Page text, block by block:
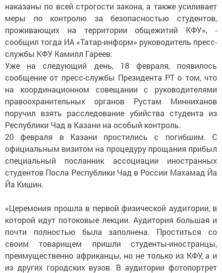
наказаны по всей строгости закона, а также усиливает
меры по контролю за безопасностью студентов,
проживающих на территории общежитий КФУ», -
сообщил тогда ИА «Татар-информ» руководитель пресс-
службы КФУ Камилл Гареев.
Уже на следующий день, 18 февраля, появилось
сообщение от пресс-службы Президента РТ о том, что
на координационном совещании с руководителями
правоохранительных органов Рустам Минниханов
поручил взять расследование убийства студента из
Республики Чад в Казани на особый контроль.
20 февраля в Казани простились с погибшим. С
официальным визитом на процедуру прощания прибыл
специальный посланник ассоциации иностранных
студентов Посла Республики Чад в России Махамад Йа
Йа Кишин.
«Церемония прошла в первой физической аудитории, в
которой идут потоковые лекции. Аудитория большая и
почти полностью была заполнена. Проститься со
своим товарищем пришли студенты-иностранцы,
преимущественно африканцы, но не только из КФУ, а и
из других городских вузов. В аудитории фотопортрет